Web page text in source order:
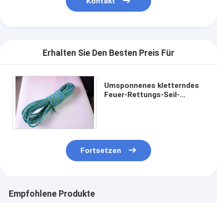
Erhalten Sie Den Besten Preis Für
Umsponnenes kletterndes
Feuer-Rettungs-Seil-
Fortsetzen
Empfohlene Produkte